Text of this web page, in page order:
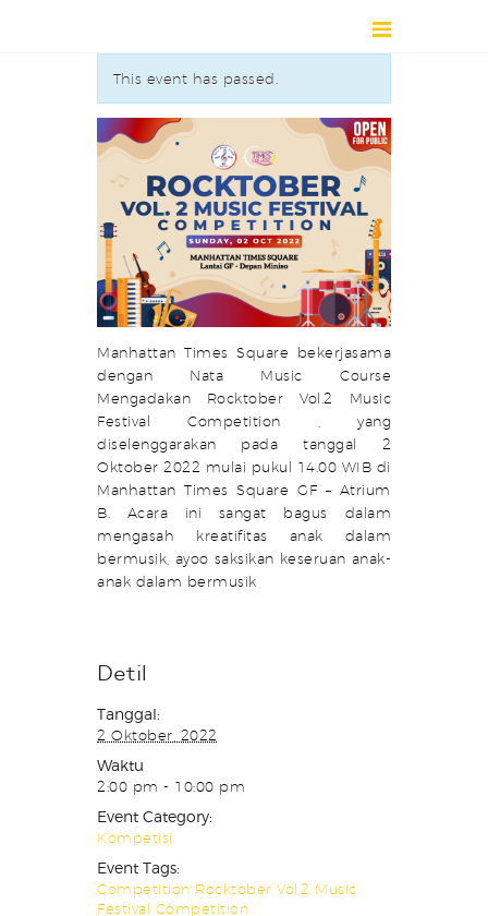
HOME
DIRECTORY
ABOUT
NEWS
EVENT / EXHIBITION
CONTACT
This event has passed.
Manhattan Times Square bekerjasama
dengan Nata Music Course
Mengadakan Rocktober Vol.2 Music
Festival Competition , yang
diselenggarakan pada tanggal 2
Oktober 2022 mulai pukul 14.00 WIB di
Manhattan Times Square GF – Atrium
B. Acara ini sangat bagus dalam
mengasah kreatifitas anak dalam
bermusik, ayoo saksikan keseruan anak-
anak dalam bermusik
Detil
Tanggal:
2 Oktober, 2022
Waktu
2:00 pm - 10:00 pm
Event Category:
Kompetisi
Event Tags:
Competition Rocktober Vol.2 Music
Festival Competition